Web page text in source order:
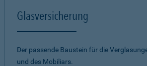
Glasversicherung
Der passende Baustein für die
und des Mobiliars.